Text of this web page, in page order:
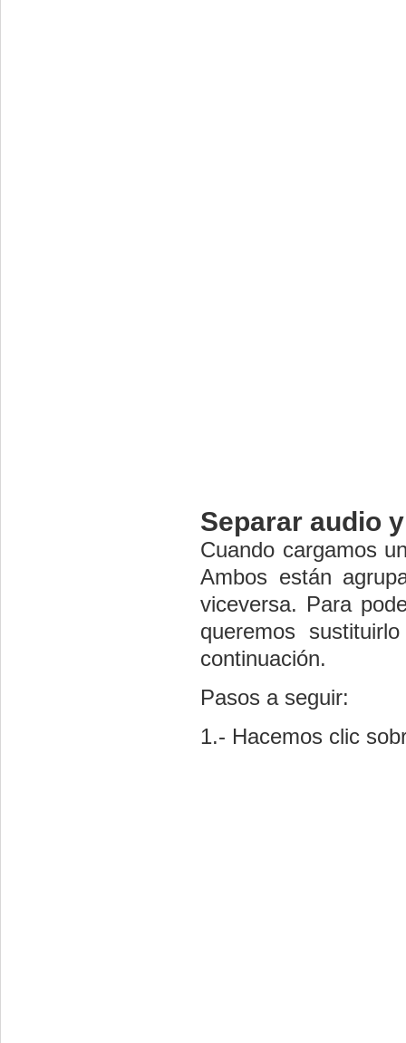
Separar audio
Cuando cargamos
Ambos están
viceversa. Para
queremos
continuación.
Pasos a seguir:
1.- Hacemos clic